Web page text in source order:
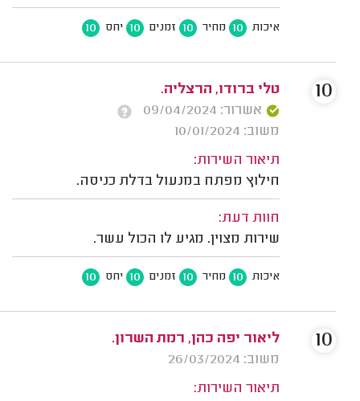
איכות 10 מחיר 10 זמנים 10 יחס 10
טלי ברודו, הרצליה.
אשרור: 09/04/2024
משוב: 10/01/2024
תיאור השירות:
חילוץ מפתח במנעול בדלת כניסה.
חוות דעת:
שירות מצוין. מגיע לו הכול עשר.
איכות 10 מחיר 10 זמנים 10 יחס 10
10
ליאור יפה כהן, רמת השרון.
משוב: 26/03/2024
תיאור השירות:
10